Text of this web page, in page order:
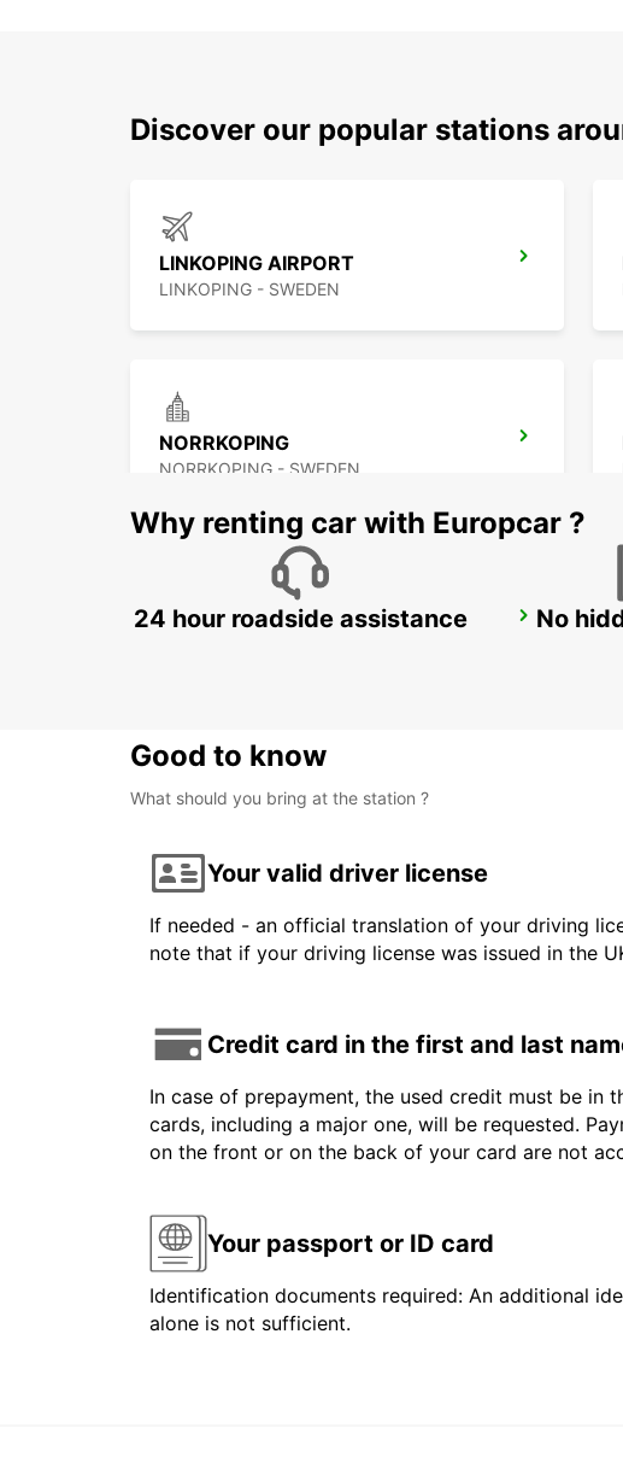
Discover our popular stations
LINKOPING AIRPORT
LINKOPING - SWEDEN
NORRKOPING
NORRKOPING - SWEDEN
OREBRO AIRPORT
Why renting car with Europcar ?
24 hour roadside assistance No
Good to know
What should you bring at the station ?
Your valid driver license
If needed - an official translation of your driving
note that if your driving license was issued in the
Credit card in the first and last
In case of prepayment, the used credit must be in
cards, including a major one, will be requested.
on the front or on the back of your card are not
Your passport or ID card
Identification documents required: An additional
alone is not sufficient.